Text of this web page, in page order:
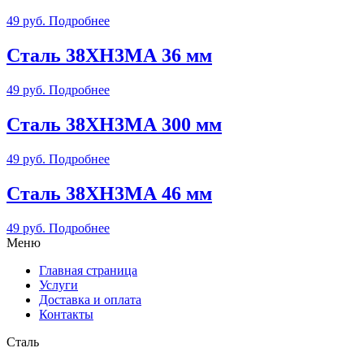
49 руб. Подробнее
Сталь 38ХН3МА 36 мм
49 руб. Подробнее
Сталь 38ХН3МА 300 мм
49 руб. Подробнее
Сталь 38ХН3МА 46 мм
49 руб. Подробнее
Меню
Главная страница
Услуги
Доставка и оплата
Контакты
Сталь